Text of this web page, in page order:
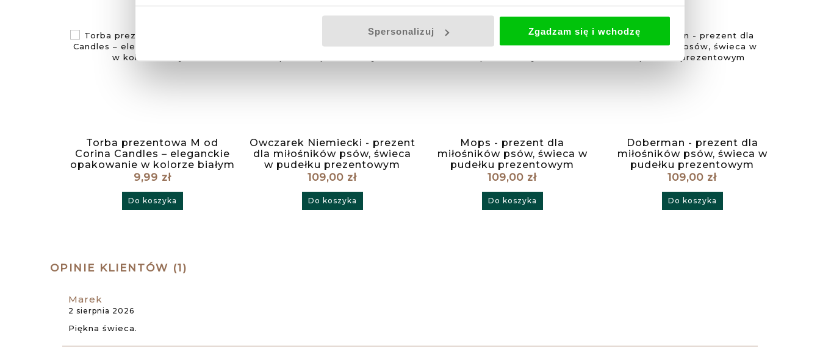
Spersonalizuj Zgadzam się i wchodzę
Torba prezentowa M od
Corina Candles – eleganckie
opakowanie w kolorze białym
9,99 zł
Do koszyka
Owczarek Niemiecki - prezent
dla miłośników psów, świeca
w pudełku prezentowym
109,00 zł
Do koszyka
Mops - prezent dla
miłośników psów, świeca w
pudełku prezentowym
109,00 zł
Do koszyka
Doberman - prezent dla
miłośników psów, świeca w
pudełku prezentowym
109,00 zł
Do koszyka
OPINIE KLIENTÓW (1)
Marek
2 sierpnia 2026
Piękna świeca.